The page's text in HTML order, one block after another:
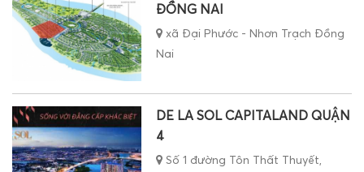
ĐỒNG NAI
xã Đại Phước - Nhơn Trạch Đồng
Nai
DE LA SOL CAPITALAND QUẬN
4
Số 1 đường Tôn Thất Thuyết,